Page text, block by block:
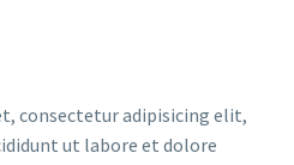
consectetur adipisicing elit,
ut labore et dolore